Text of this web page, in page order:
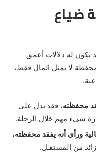
ضياع
يكون له دلالات أعمق
لا تمثل المال فقط،
محفظته، فقد يدل على
شيء مهم خلال الرحلة.
ورأى أنه يفقد محفظته،
من المستقبل.